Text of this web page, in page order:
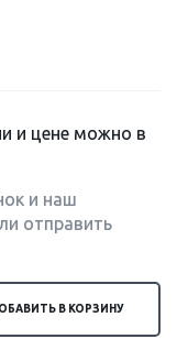
и цене можно в
и наш
отправить
В КОРЗИНУ